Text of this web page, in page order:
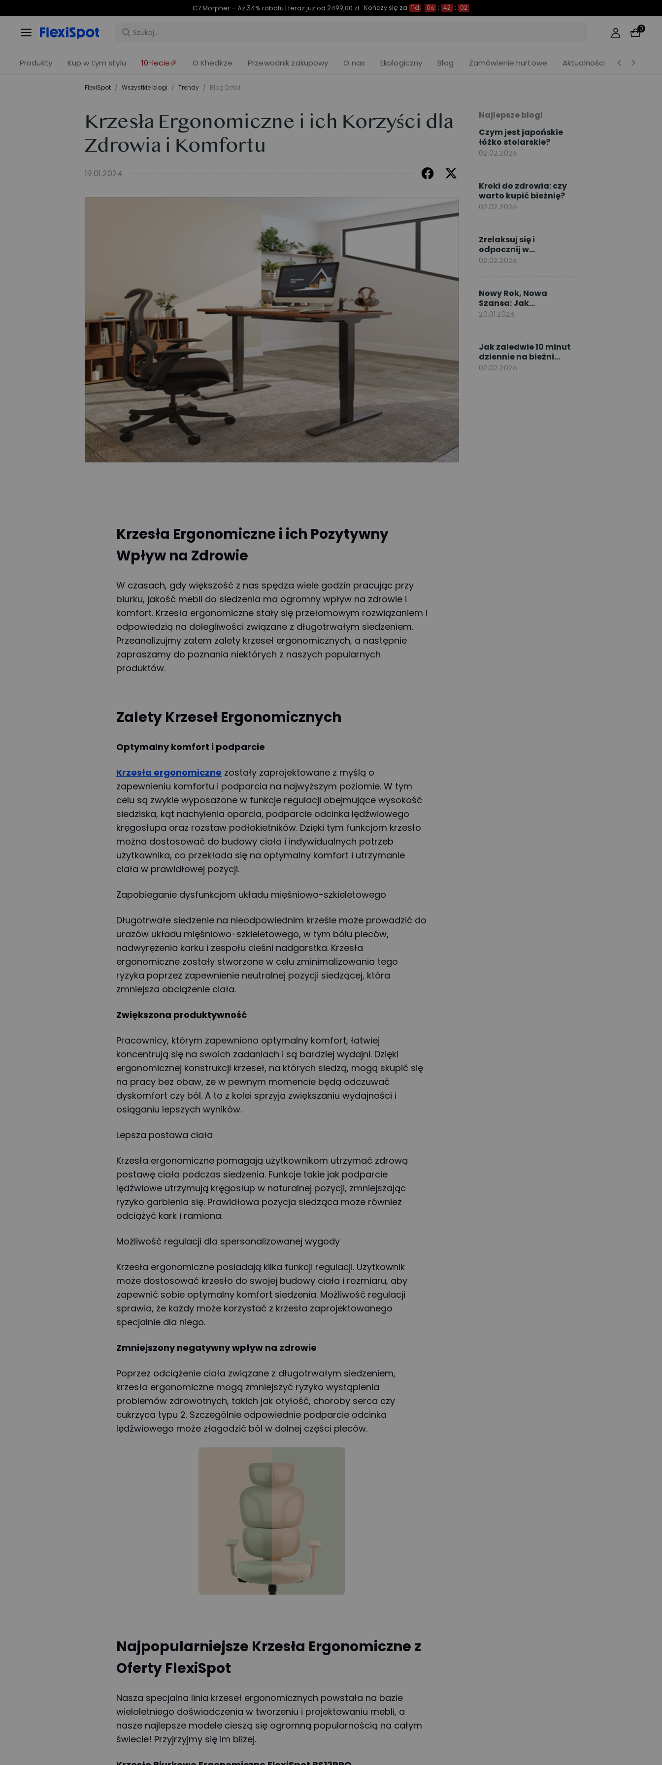
C7 Morpher – Aż 34% rabatu | teraz już od 2499,00 zł Kończy się za 11d 06 : 42 : 01
0
Produkty Kup w tym stylu 10-lecie🎉 O Khedirze Przewodnik zakupowy O nas Ekologiczny Blog Zamówienie hurtowe Aktualności
FlexiSpot / Wszystkie blogi / Trendy / Blog Detail
Krzesła Ergonomiczne i ich Korzyści dla
Zdrowia i Komfortu
19.01.2024
Krzesła Ergonomiczne i ich Pozytywny
Wpływ na Zdrowie
W czasach, gdy większość z nas spędza wiele godzin pracując przy
biurku, jakość mebli do siedzenia ma ogromny wpływ na zdrowie i
komfort. Krzesła ergonomiczne stały się przełomowym rozwiązaniem i
odpowiedzią na dolegliwości związane z długotrwałym siedzeniem.
Przeanalizujmy zatem zalety krzeseł ergonomicznych, a następnie
zapraszamy do poznania niektórych z naszych popularnych
produktów.
Zalety Krzeseł Ergonomicznych
Optymalny komfort i podparcie
Krzesła ergonomiczne zostały zaprojektowane z myślą o
zapewnieniu komfortu i podparcia na najwyższym poziomie. W tym
celu są zwykle wyposażone w funkcje regulacji obejmujące wysokość
siedziska, kąt nachylenia oparcia, podparcie odcinka lędźwiowego
kręgosłupa oraz rozstaw podłokietników. Dzięki tym funkcjom krzesło
można dostosować do budowy ciała i indywidualnych potrzeb
użytkownika, co przekłada się na optymalny komfort i utrzymanie
ciała w prawidłowej pozycji.
Zapobieganie dysfunkcjom układu mięśniowo-szkieletowego
Długotrwałe siedzenie na nieodpowiednim krześle może prowadzić do
urazów układu mięśniowo-szkieletowego, w tym bólu pleców,
nadwyrężenia karku i zespołu cieśni nadgarstka. Krzesła
ergonomiczne zostały stworzone w celu zminimalizowania tego
ryzyka poprzez zapewnienie neutralnej pozycji siedzącej, która
zmniejsza obciążenie ciała.
Zwiększona produktywność
Pracownicy, którym zapewniono optymalny komfort, łatwiej
koncentrują się na swoich zadaniach i są bardziej wydajni. Dzięki
ergonomicznej konstrukcji krzeseł, na których siedzą, mogą skupić się
na pracy bez obaw, że w pewnym momencie będą odczuwać
dyskomfort czy ból. A to z kolei sprzyja zwiększaniu wydajności i
osiąganiu lepszych wyników.
Lepsza postawa ciała
Krzesła ergonomiczne pomagają użytkownikom utrzymać zdrową
postawę ciała podczas siedzenia. Funkcje takie jak podparcie
lędźwiowe utrzymują kręgosłup w naturalnej pozycji, zmniejszając
ryzyko garbienia się. Prawidłowa pozycja siedząca może również
odciążyć kark i ramiona.
Możliwość regulacji dla spersonalizowanej wygody
Krzesła ergonomiczne posiadają kilka funkcji regulacji. Użytkownik
może dostosować krzesło do swojej budowy ciała i rozmiaru, aby
zapewnić sobie optymalny komfort siedzenia. Możliwość regulacji
sprawia, że każdy może korzystać z krzesła zaprojektowanego
specjalnie dla niego.
Zmniejszony negatywny wpływ na zdrowie
Poprzez odciążenie ciała związane z długotrwałym siedzeniem,
krzesła ergonomiczne mogą zmniejszyć ryzyko wystąpienia
problemów zdrowotnych, takich jak otyłość, choroby serca czy
cukrzyca typu 2. Szczególnie odpowiednie podparcie odcinka
lędźwiowego może złagodzić ból w dolnej części pleców.
Najpopularniejsze Krzesła Ergonomiczne z
Oferty FlexiSpot
Nasza specjalna linia krzeseł ergonomicznych powstała na bazie
wieloletniego doświadczenia w tworzeniu i projektowaniu mebli, a
nasze najlepsze modele cieszą się ogromną popularnością na całym
świecie! Przyjrzyjmy się im bliżej.
Najlepsze blogi
Czym jest japońskie
łóżko stolarskie?
02.02.2026
Kroki do zdrowia: czy
warto kupić bieżnię?
02.02.2026
Zrelaksuj się i
odpocznij w
wiosennym kąciku do
02.02.2026
Nowy Rok, Nowa
Szansa: Jak
Dotrzymać
ćwiczeniom w domu
20.01.2026
Jak zaledwie 10 minut
dziennie na bieżni
może poprawić Twoje
02.02.2026